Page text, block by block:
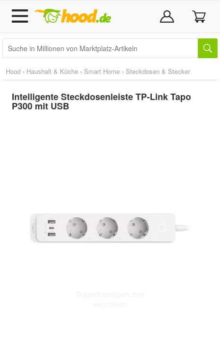
Hood › Haushalt & Küche › Smart Home › Steckdosen & Stecker
Intelligente Steckdosenleiste TP-Link Tapo
P300 mit USB